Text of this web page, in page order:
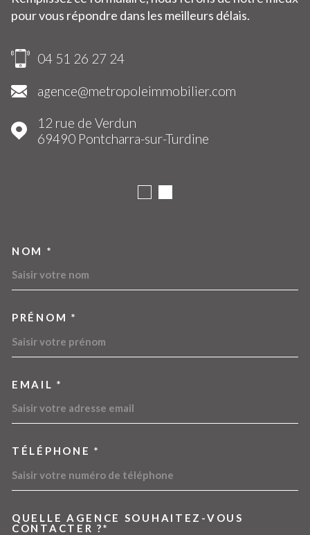
pour vous répondre dans les meilleurs délais.
04 51 26 27 24
agence@metropoleimmobilier.com
12 rue de Verdun
69490
Pontcharra-sur-Turdine
NOM *
PRÉNOM *
EMAIL *
TÉLÉPHONE *
QUELLE AGENCE SOUHAITEZ-VOUS
CONTACTER ?*